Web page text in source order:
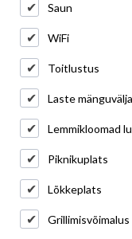
Saun
WiFi
Toitlustus
Laste
Lemmikloomad
Piknikuplats
Lõkkeplats
Grillimisvõimalus